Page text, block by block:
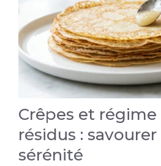
Crêpes et régime
résidus : savourer
sérénité